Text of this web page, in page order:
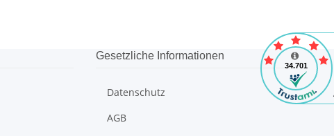
Gesetzliche Informationen
Datenschutz
AGB